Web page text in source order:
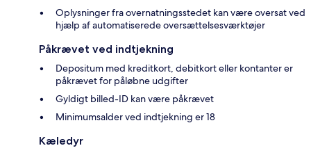
Oplysninger fra overnatningsstedet kan være oversat ved
hjælp af automatiserede oversættelsesværktøjer
Påkrævet ved indtjekning
Depositum med kreditkort, debitkort eller kontanter er
påkrævet for påløbne udgifter
Gyldigt billed-ID kan være påkrævet
Minimumsalder ved indtjekning er 18
Kæledyr